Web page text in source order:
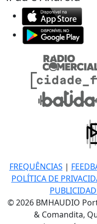
FREQUÊNCIAS |
POLÍTICA DE
© 2026 BMHAUDIO
& Comandita,